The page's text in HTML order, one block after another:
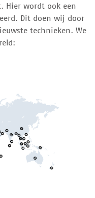
Hier wordt ook een
Dit doen wij door
technieken. We